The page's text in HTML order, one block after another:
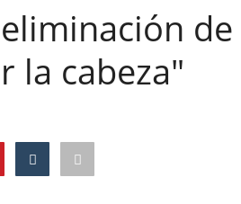
de
la cabeza"